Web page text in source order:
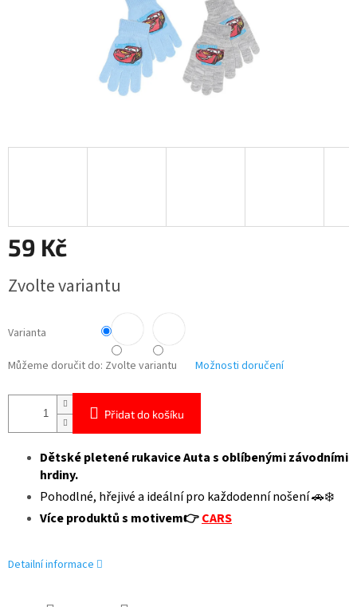
59 Kč
cena:
Zvolte variantu
Varianta
Můžeme doručit do: Zvolte variantu Možnosti doručení
Přidat do košíku
Dětské pletené rukavice Auta s oblíbenými závodními
hrdiny.
Pohodlné, hřejivé a ideální pro každodenní nošení 🚗❄️
Více produktů s motivem👉CARS
Detailní informace